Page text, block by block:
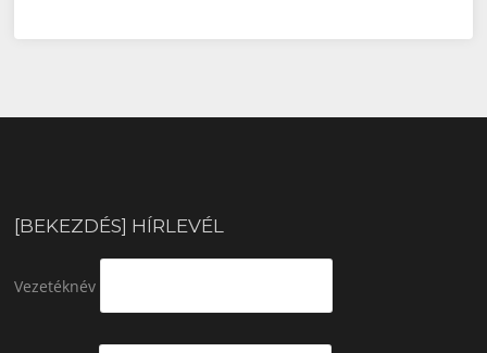
[BEKEZDÉS] HÍRLEVÉL
Vezetéknév